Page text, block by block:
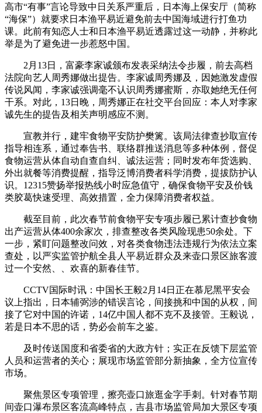
高市“有事”言论导致中日关系严重后，日本海上保安厅（简称
“海保”）就要求日本渔平易近避免前去中国海域进行打鱼功
课。此前有知恋人士和日本渔平易近透露过这一动静，并称此
举是为了避免进一步惹怒中国。
2月13日，富豪李家诚颁布发表采纳法令步履，前去高档
法院向艺人周秀娜做出提告。李家诚周秀娜及，因她激发虚假
传说风闻，李家诚强调毫不认识周秀娜蜜斯，亦取她绝无任何
干系。对此，13日晚，周秀娜正在社交平台回应：本人对李家
诚先生的提告及相关声明感应不测。
宣教并行，建牢食物平安防护樊篱。该局法律查抄取宣传
指导相连系，通过奉告书、联络群推送消息等多种体例，督促
食物运营从体自动自查自纠、诚法运营；同时发布年货选购、
外出就餐等消费提醒，指导泛博消费者科学消费，提拔防护认
识。12315赞扬举报热线小时应急值守，确保食物平安及价钱
类胶葛快速受理、高效措置，全力保障消费者权益。
截至目前，此次春节前食物平安专项步履已累计查抄食物
出产运营从体400余家次，排查整改各类风险现患50余处。下
一步，紧盯问题整改问效，对各类食物违法违规行为依法立案
查处，以严实监管护航全县人平易近群众及来壶口景区旅客渡
过一个安然、、欢喜的新春佳节。
CCTV国际时讯：中国长王毅2月14日正在慕尼黑平安会
议上指出，日本辅弼涉的错误言论，间接挑和中国的从权，间
接了它对中国的许诺，14亿中国人都不克不及接管。王毅说，
若是日本不思的话，势必会前车之鉴。
及时传送国度和省委省的大政方针；实正在反馈下层监管
人员和运营者的关心；展现市场监管部分新抽象，全方位宣传
市场。
聚焦景区专项管理，擦亮壶口旅逛金字手刺。针对春节期
间壶口瀑布景区客流高峰特点，吉县市场监管局加大景区专项